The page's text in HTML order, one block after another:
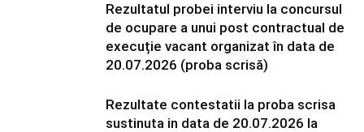
Rezultatul probei interviu la concursul
de ocupare a unui post contractual de
execuție vacant organizat în data de
20.07.2026 (proba scrisă)
Rezultate contestatii la proba scrisa
sustinuta in data de 20.07.2026 la